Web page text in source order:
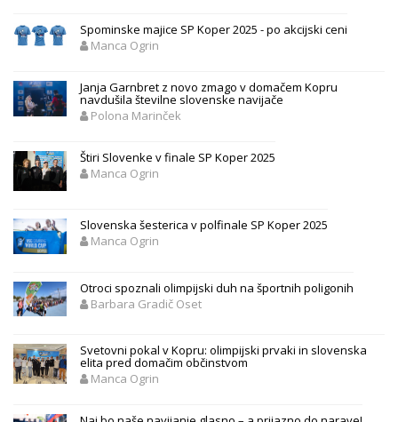
Spominske majice SP Koper 2025 - po akcijski ceni
Manca Ogrin
Janja Garnbret z novo zmago v domačem Kopru
navdušila številne slovenske navijače
Polona Marinček
Štiri Slovenke v finale SP Koper 2025
Manca Ogrin
Slovenska šesterica v polfinale SP Koper 2025
Manca Ogrin
Otroci spoznali olimpijski duh na športnih poligonih
Barbara Gradič Oset
Svetovni pokal v Kopru: olimpijski prvaki in slovenska
elita pred domačim občinstvom
Manca Ogrin